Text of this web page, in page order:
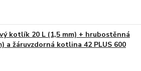
kotlík 20 L (1,5 mm) + hrubostěnná
a žáruvzdorná kotlina 42 PLUS 600